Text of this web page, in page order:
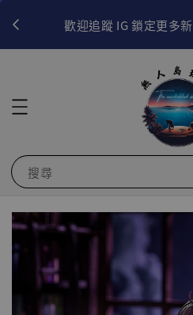
歡迎追蹤 IG 鎖定更多
搜尋